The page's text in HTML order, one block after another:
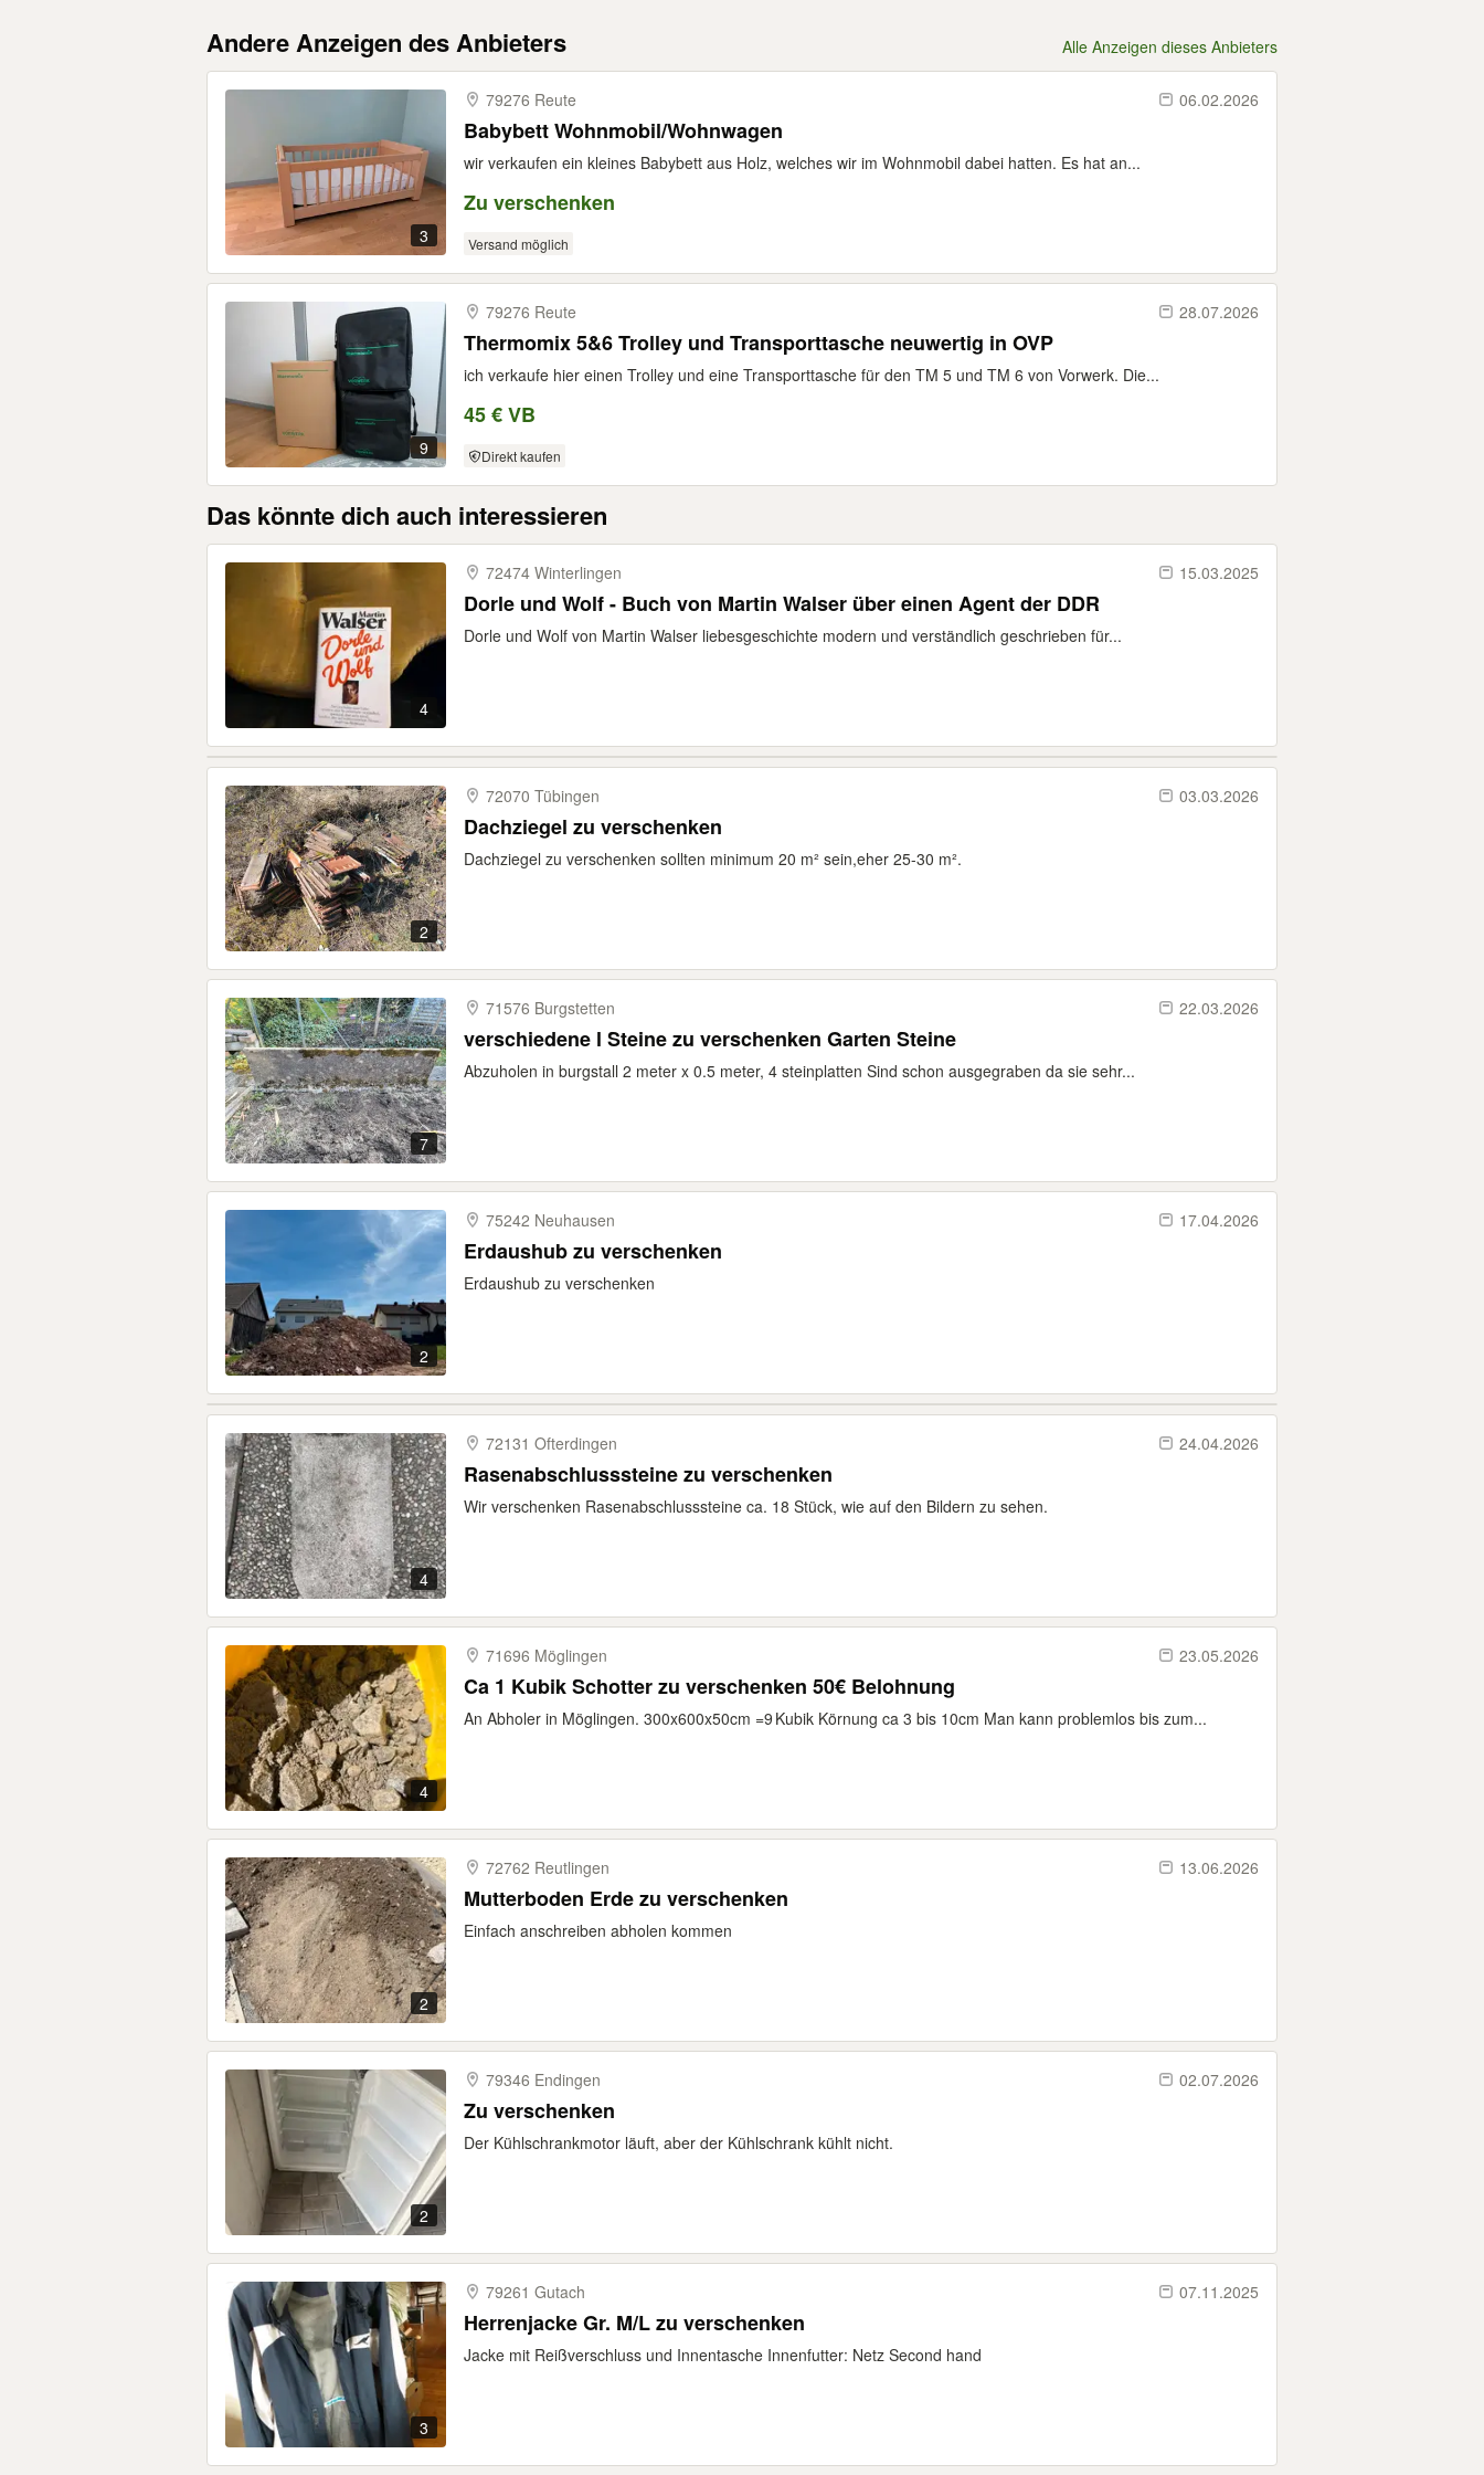
Andere Anzeigen des Anbieters Alle Anzeigen dieses Anbieters
3
79276 Reute 06.02.2026
Babybett Wohnmobil/Wohnwagen
wir verkaufen ein kleines Babybett aus Holz, welches wir im Wohnmobil dabei hatten. Es hat an...
Zu verschenken
Versand möglich
9
79276 Reute 28.07.2026
Thermomix 5&6 Trolley und Transporttasche neuwertig in OVP
ich verkaufe hier einen Trolley und eine Transporttasche für den TM 5 und TM 6 von Vorwerk. Die...
45 € VB
Direkt kaufen
Das könnte dich auch interessieren
4
72474 Winterlingen 15.03.2025
Dorle und Wolf - Buch von Martin Walser über einen Agent der DDR
Dorle und Wolf von Martin Walser liebesgeschichte modern und verständlich geschrieben für...
2
72070 Tübingen 03.03.2026
Dachziegel zu verschenken
Dachziegel zu verschenken sollten minimum 20 m² sein,eher 25-30 m².
7
71576 Burgstetten 22.03.2026
verschiedene l Steine zu verschenken Garten Steine
Abzuholen in burgstall 2 meter x 0.5 meter, 4 steinplatten Sind schon ausgegraben da sie sehr...
2
75242 Neuhausen 17.04.2026
Erdaushub zu verschenken
Erdaushub zu verschenken
4
72131 Ofterdingen 24.04.2026
Rasenabschlusssteine zu verschenken
Wir verschenken Rasenabschlusssteine ca. 18 Stück, wie auf den Bildern zu sehen.
4
71696 Möglingen 23.05.2026
Ca 1 Kubik Schotter zu verschenken 50€ Belohnung
An Abholer in Möglingen. 300x600x50cm =9 Kubik Körnung ca 3 bis 10cm Man kann problemlos bis zum...
2
72762 Reutlingen 13.06.2026
Mutterboden Erde zu verschenken
Einfach anschreiben abholen kommen
2
79346 Endingen 02.07.2026
Zu verschenken
Der Kühlschrankmotor läuft, aber der Kühlschrank kühlt nicht.
3
79261 Gutach 07.11.2025
Herrenjacke Gr. M/L zu verschenken
Jacke mit Reißverschluss und Innentasche Innenfutter: Netz Second hand